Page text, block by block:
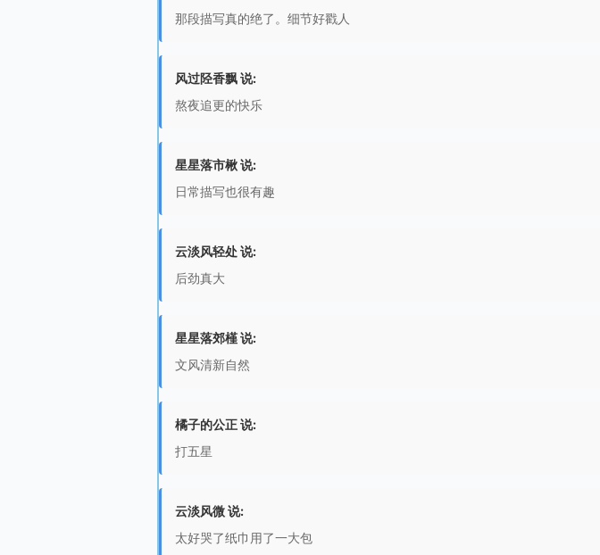
那段描写真的绝了。细节好戳人
风过陉香飘 说:
熬夜追更的快乐
星星落市楸 说:
日常描写也很有趣
云淡风轻处 说:
后劲真大
星星落郊槿 说:
文风清新自然
橘子的公正 说:
打五星
云淡风微 说:
太好哭了纸巾用了一大包